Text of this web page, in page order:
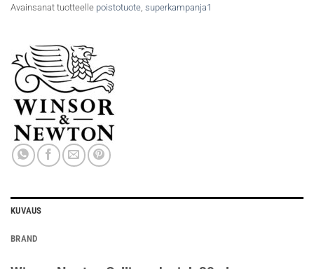
Avainsanat tuotteelle poistotuote, superkampanja1
KUVAUS
BRAND